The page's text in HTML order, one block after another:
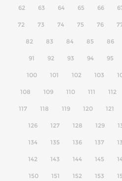
62 63 64 65 66
72 73 74 75 76
82 83 84 85 86
91 92 93 94 95
100 101 102 103
108 109 110 111 112
117 118 119 120 121
126 127 128 129
134 135 136 137
142 143 144 145
150 151 152 153